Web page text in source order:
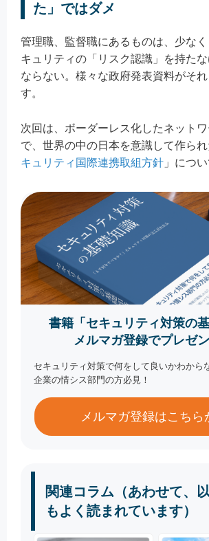
た」ではダメ
管理職、監督職にあるものは、少な
キュリティの「リスク認識」を持た
ならない。様々な政府発表資料がそ
す。
次回は、ボーダーレス化したネット
で、世界の中の日本を意識して作られ
キュリティ国際連携取組方針 」につ
書籍「セキュリティ対策の基
メルマガ登録でプレゼン
セキュリティ対策で何をして良いかわから
企業の情シス部門の方必見！
メルマガ登録はこちら
関連コラム（あわせて、
もよく読まれています）